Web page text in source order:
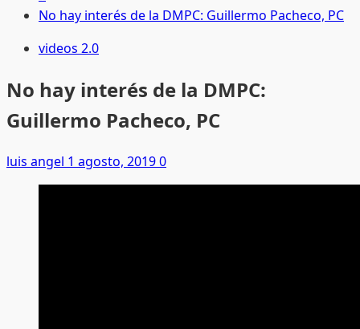
No hay interés de la DMPC: Guillermo Pacheco, PC
videos 2.0
No hay interés de la DMPC:
Guillermo Pacheco, PC
luis angel 1 agosto, 20190